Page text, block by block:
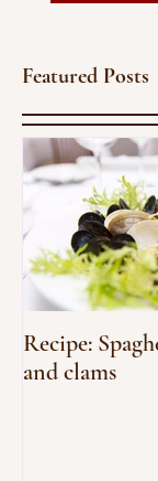
Featured Posts
Recipe:
and clams